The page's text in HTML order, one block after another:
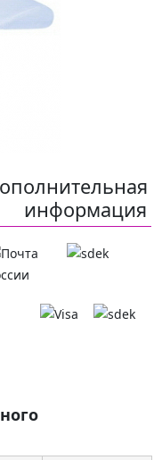
информация